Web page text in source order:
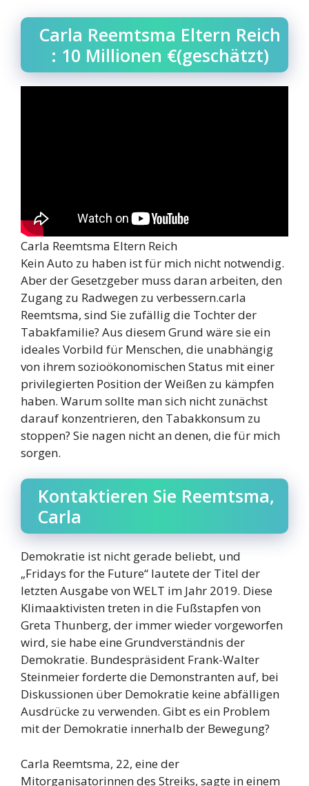
Carla Reemtsma Eltern Reich
: 10 Millionen €(geschätzt)
Carla Reemtsma Eltern Reich
Kein Auto zu haben ist für mich nicht notwendig.
Aber der Gesetzgeber muss daran arbeiten, den
Zugang zu Radwegen zu verbessern.carla
Reemtsma, sind Sie zufällig die Tochter der
Tabakfamilie? Aus diesem Grund wäre sie ein
ideales Vorbild für Menschen, die unabhängig
von ihrem sozioökonomischen Status mit einer
privilegierten Position der Weißen zu kämpfen
haben. Warum sollte man sich nicht zunächst
darauf konzentrieren, den Tabakkonsum zu
stoppen? Sie nagen nicht an denen, die für mich
sorgen.
Kontaktieren Sie Reemtsma,
Carla
Demokratie ist nicht gerade beliebt, und
„Fridays for the Future“ lautete der Titel der
letzten Ausgabe von WELT im Jahr 2019. Diese
Klimaaktivisten treten in die Fußstapfen von
Greta Thunberg, der immer wieder vorgeworfen
wird, sie habe eine Grundverständnis der
Demokratie. Bundespräsident Frank-Walter
Steinmeier forderte die Demonstranten auf, bei
Diskussionen über Demokratie keine abfälligen
Ausdrücke zu verwenden. Gibt es ein Problem
mit der Demokratie innerhalb der Bewegung?
Carla Reemtsma, 22, eine der
Mitorganisatorinnen des Streiks, sagte in einem